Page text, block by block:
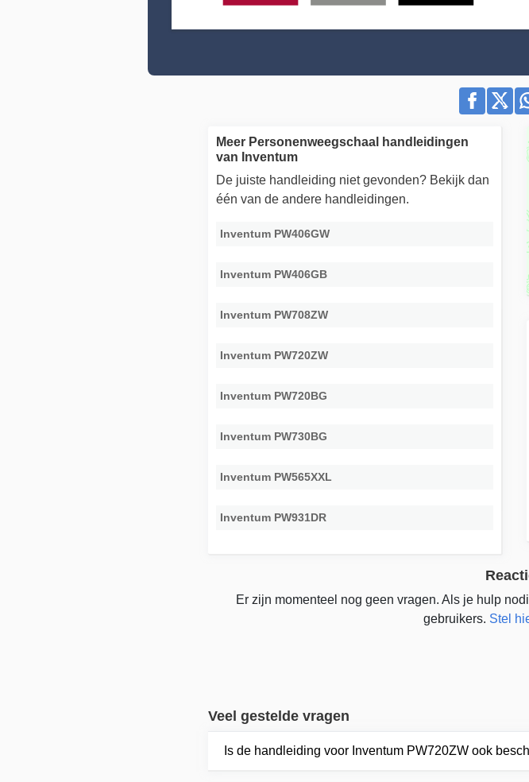
Meer Personenweegschaal handleidingen
van Inventum
De juiste handleiding niet gevonden? Bekijk dan
één van de andere handleidingen.
Inventum PW406GW
Inventum PW406GB
Inventum PW708ZW
Inventum PW720ZW
Inventum PW720BG
Inventum PW730BG
Inventum PW565XXL
Inventum PW931DR
Er zijn momenteel nog geen vragen. Als je hulp
gebruikers. Stel
Veel gestelde vragen
Is de handleiding voor Inventum PW720ZW ook